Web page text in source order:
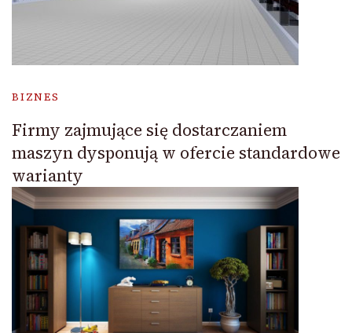
BIZNES
Firmy zajmujące się dostarczaniem
maszyn dysponują w ofercie standardowe
warianty